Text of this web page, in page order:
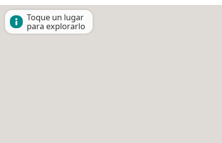
Toque un lugar
para explorarlo